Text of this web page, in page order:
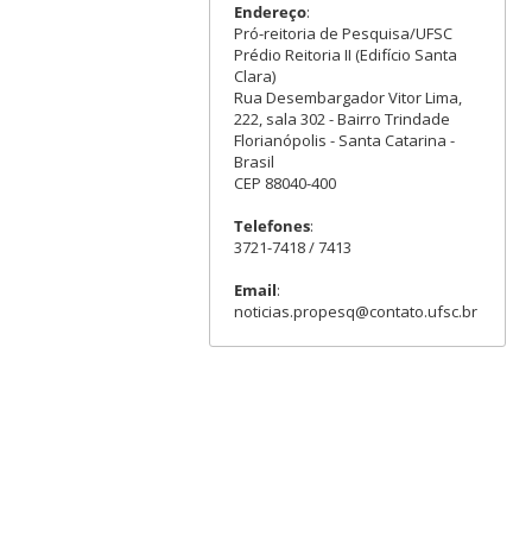
Endereço:
Pró-reitoria de Pesquisa/UFSC
Prédio Reitoria II (Edifício Santa
Clara)
Rua Desembargador Vitor Lima,
222, sala 302 - Bairro Trindade
Florianópolis - Santa Catarina -
Brasil
CEP 88040-400
Telefones:
3721-7418 / 7413
Email:
noticias.propesq@contato.ufsc.br